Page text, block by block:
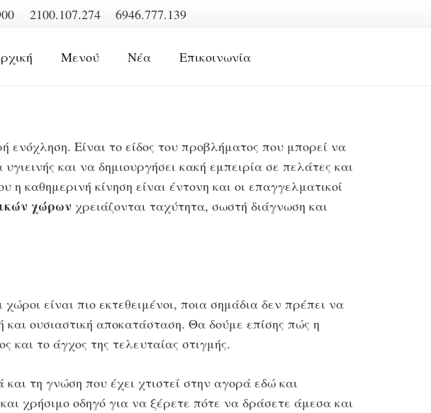
2100.107.274 6946.777.139
Μενού Νέα Επικοινωνία
Είναι το είδος του προβλήματος που μπορεί να
και να δημιουργήσει κακή εμπειρία σε πελάτες και
καθημερινή κίνηση είναι έντονη και οι επαγγελματικοί
χώρων χρειάζονται ταχύτητα, σωστή διάγνωση και
είναι πιο εκτεθειμένοι, ποια σημάδια δεν πρέπει να
ουσιαστική αποκατάσταση. Θα δούμε επίσης πώς η
και το άγχος της τελευταίας στιγμής.
τη γνώση που έχει χτιστεί στην αγορά εδώ και
χρήσιμο οδηγό για να ξέρετε πότε να δράσετε άμεσα και